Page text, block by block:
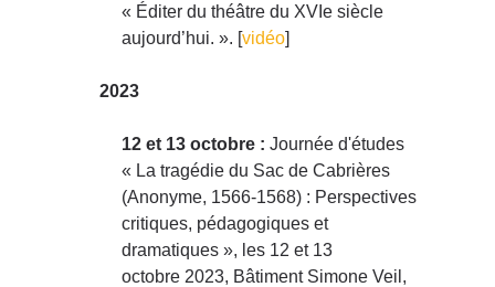
« Éditer du théâtre du XVIe siècle
aujourd’hui. ». [vidéo]
2023
12 et 13 octobre : Journée d'études
« La tragédie du Sac de Cabrières
(Anonyme, 1566-1568) : Perspectives
critiques, pédagogiques et
dramatiques », les 12 et 13
octobre 2023, Bâtiment Simone Veil,